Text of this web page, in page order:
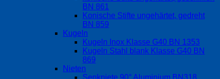
BN 861
Konische Stifte ungehärtet, gedreht
BN 859
Kugeln
Kugeln Inox Klasse G40 BN 1353
Kugeln Stahl blank Klasse G40 BN
869
Nieten